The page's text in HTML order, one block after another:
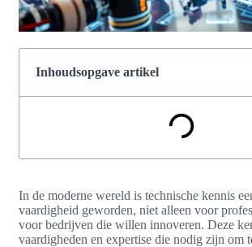
Inhoudsopgave artikel
In de moderne wereld is technische kennis
vaardigheid geworden, niet alleen voor
voor bedrijven die willen innoveren. Deze
vaardigheden en expertise die nodig zijn om